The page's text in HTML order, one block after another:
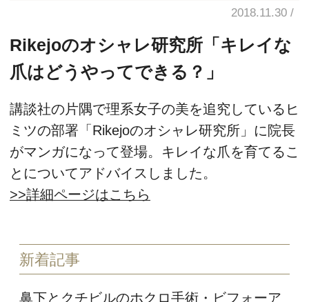
2018.11.30
Rikejoのオシャレ研究所「キレイな
爪はどうやってできる？」
講談社の片隅で理系女子の美を追究しているヒ
ミツの部署「Rikejoのオシャレ研究所」に院長
がマンガになって登場。キレイな爪を育てるこ
とについてアドバイスしました。
>>詳細ページはこちら
新着記事
鼻下とクチビルのホクロ手術・ビフォーア